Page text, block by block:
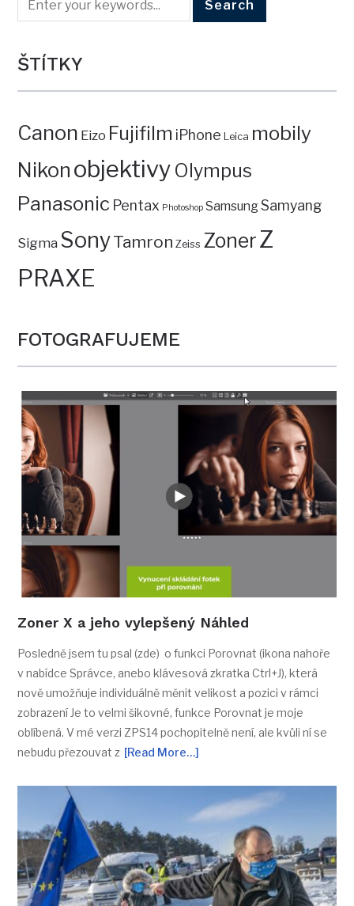
ŠTÍTKY
Canon Eizo Fujifilm iPhone Leica mobily
Nikon objektivy Olympus
Panasonic Pentax Photoshop SamsungSamyang
Sigma SonyTamron Zeiss ZonerZ
PRAXE
FOTOGRAFUJEME
Zoner X a jeho vylepšený Náhled
Posledně jsem tu psal (zde) o funkci Porovnat (ikona nahoře
v nabídce Správce, anebo klávesová zkratka Ctrl+J), která
nově umožňuje individuálně měnit velikost a pozici v rámci
zobrazení Je to velmi šikovné, funkce Porovnat je moje
oblíbená. V mé verzi ZPS14 pochopitelně není, ale kvůli ní se
nebudu přezouvat z [Read More…]